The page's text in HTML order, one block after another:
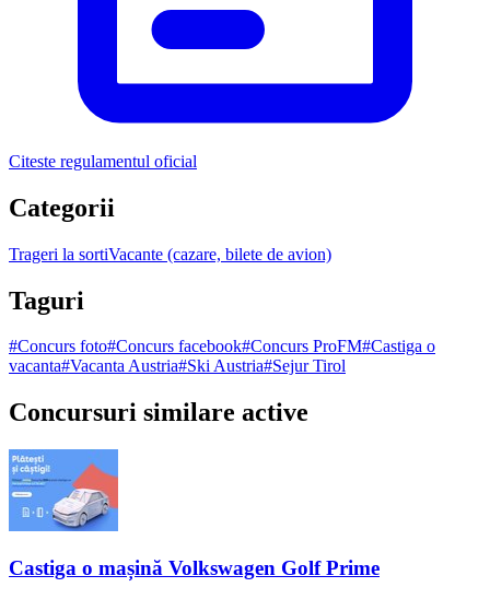
Citeste regulamentul oficial
Categorii
Trageri la sortiVacante (cazare, bilete de avion)
Taguri
#Concurs foto#Concurs facebook#Concurs ProFM#Castiga o
vacanta#Vacanta Austria#Ski Austria#Sejur Tirol
Concursuri similare active
Castiga o mașină Volkswagen Golf Prime